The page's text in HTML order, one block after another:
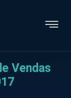
Vendas